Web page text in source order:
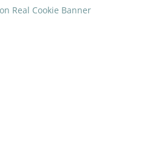
Real Cookie Banner